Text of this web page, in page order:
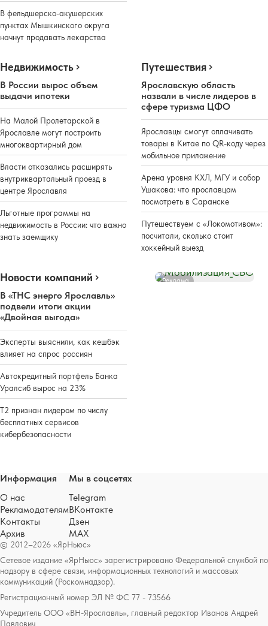
В фельдшерско-акушерских
пунктах Мышкинского округа
начнут продавать лекарства
Недвижимость
В России вырос объем
выдачи ипотеки
На Малой Пролетарской в
Ярославле могут построить
многоквартирный дом
Власти отказались расширять
внутриквартальный проезд в
центре Ярославля
Льготные программы на
недвижимость в России: что важно
знать заемщику
Путешествия
Ярославскую область
назвали в числе лидеров в
сфере туризма ЦФО
Ярославцы смогут оплачивать
товары в Китае по QR-коду через
мобильное приложение
Арена уровня КХЛ, МГУ и собор
Ушакова: что ярославцам
посмотреть в Саранске
Путешествуем с «Локомотивом»:
посчитали, сколько стоит
хоккейный выезд
Новости компаний
В «ТНС энерго Ярославль»
подвели итоги акции
«Двойная выгода»
Эксперты выяснили, как кешбэк
влияет на спрос россиян
Автокредитный портфель Банка
Уралсиб вырос на 23%
Т2 признан лидером по числу
бесплатных сервисов
кибербезопасности
Реклама
© 2012–2026 «ЯрНьюс»
Сетевое издание «ЯрНьюс» зарегистрировано Федеральной службой по
надзору в сфере связи, информационных технологий и массовых
коммуникаций (Роскомнадзор).
Регистрационный номер ЭЛ № ФС 77 - 73566
Учредитель ООО «ВН-Ярославль», главный редактор Иванов Андрей
Павлович
Информация
О нас
Рекламодателям
Контакты
Архив
Мы в соцсетях
Telegram
ВКонтакте
Дзен
MAX